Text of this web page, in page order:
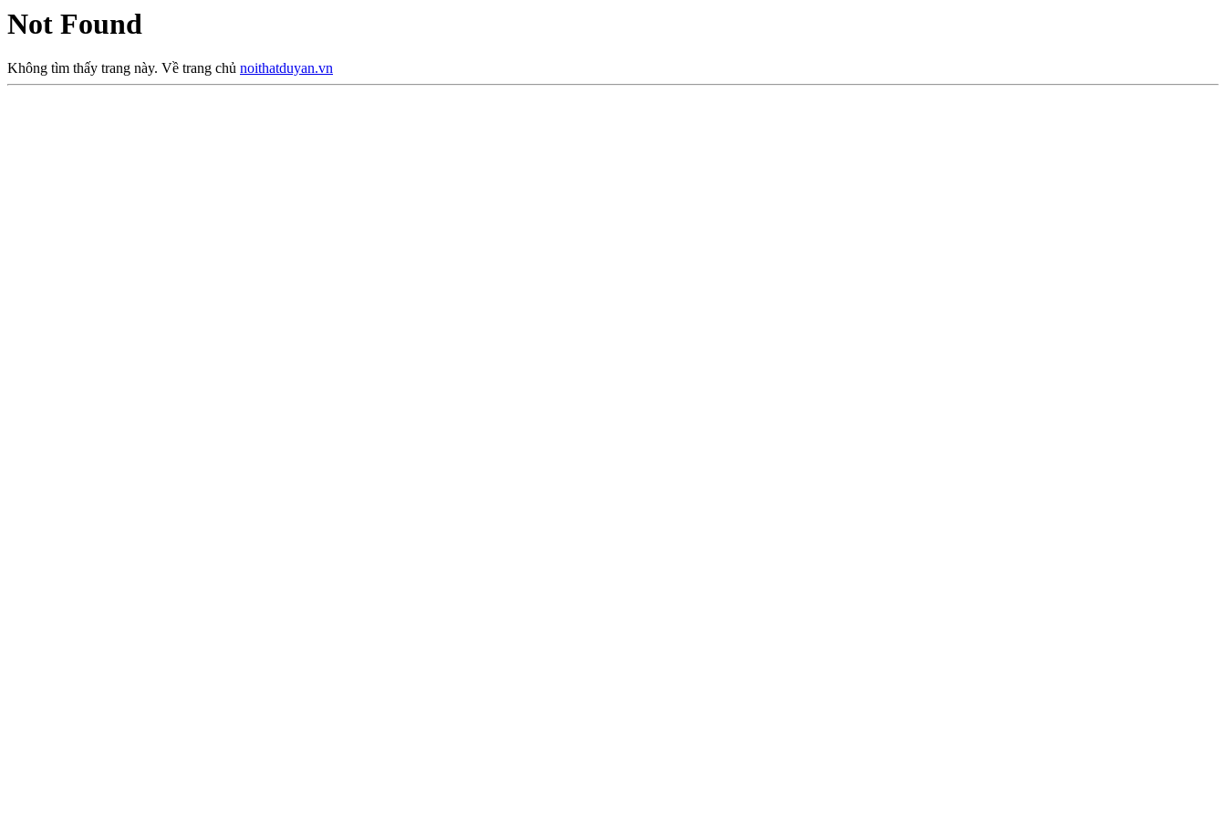
Not Found
Không tìm thấy trang này. Về trang chủ noithatduyan.vn